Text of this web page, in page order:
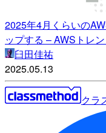
2025年4月くらいの
ップする – AWSトレ
臼田佳祐
2025.05.13
クラ